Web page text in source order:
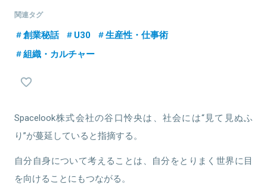
関連情報をみる
学部卒、東京工業大学グローバルリーダー教育院修了。一橋大学大
その後ベイカレント・コンサルティングにて経営戦略・事業戦略・
業務改善等の各種業務に従事。経営全般とコーポレート部門全体の
統括を担当。
関連情報をみる
関連タグ
創業秘話 U30
生産性・仕事術
組織・カルチャー
Spacelook株式会社の谷口怜央は、社会には“見て見ぬふ
り”が蔓延していると指摘する。
自分自身について考えることは、自分をとりまく世界に目
を向けることにもつながる。